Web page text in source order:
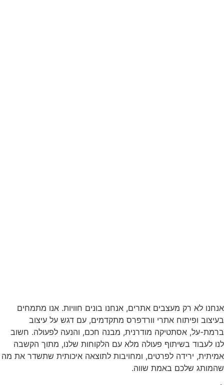
אנחנו לא רק מעצבים אתרים, אנחנו בונים חוויות. אנו מתמחים
בעיצוב ופיתוח אתרי וורדפרס מתקדמים, עם דגש על עיצוב
ברמת-על, אסתטיקה מודרנית, מבנה חכם, והנעה לפעולה. חשוב
לנו לעבוד בשיתוף פעולה מלא עם הלקוחות שלנו, מתוך הקשבה
אמיתית, ירידה לפרטים, ומחויבות לתוצאה איכותית שתשדר את מה
שהמותג שלכם באמת שווה.